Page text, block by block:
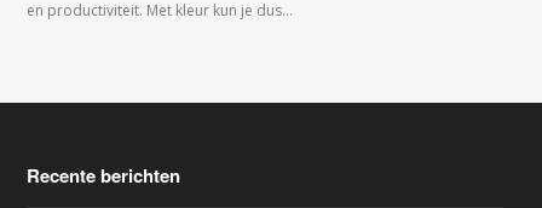
en productiviteit. Met kleur kun je dus…
Recente berichten